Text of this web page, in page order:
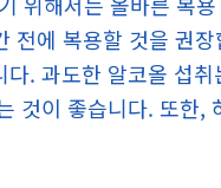
전에 복용할 것을 권
. 과도한 알코올 섭
것이 좋습니다. 또한